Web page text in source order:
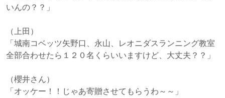
いんの？？」
（上田）
「城南コベッツ矢野口、永山、レオニダスランニング教室
全部合わせたら１２０名くらいいますけど、大丈夫？？」
（櫻井さん）
「オッケー！！じゃあ寄贈させてもらうわ～～」